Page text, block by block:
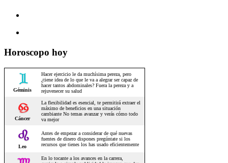
Horoscopo hoy